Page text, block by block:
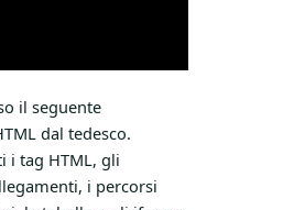
il seguente
dal tedesco.
i tag HTML, gli
i percorsi